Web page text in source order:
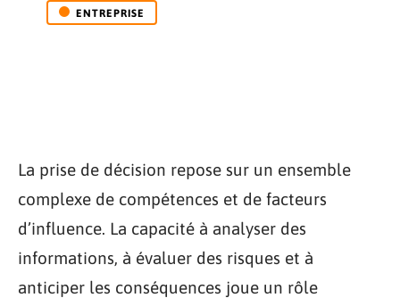
ENTREPRISE
La prise de décision repose sur un ensemble
complexe de compétences et de facteurs
d’influence. La capacité à analyser des
informations, à évaluer des risques et à
anticiper les conséquences joue un rôle